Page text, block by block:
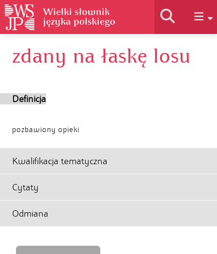
Historia słownika
zdany na łaskę losu
Definicja
pozbawiony opieki
Kwalifikacja tematyczna
Cytaty
Odmiana